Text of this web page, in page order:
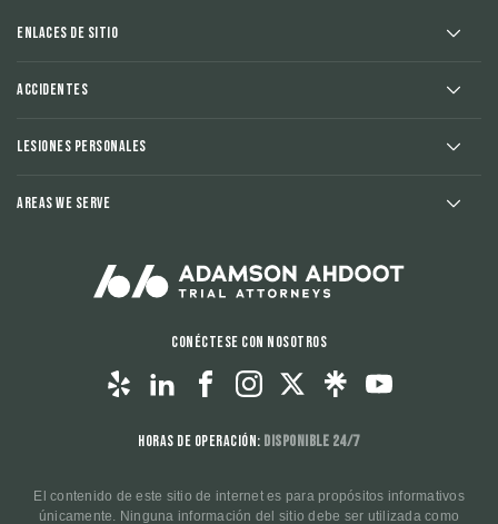
Enlaces de sitio
Accidentes
Lesiones Personales
Areas We Serve
Conéctese con nosotros
Horas de operación: Disponible 24/7
El contenido de este sitio de internet es para propósitos informativos
únicamente. Ninguna información del sitio debe ser utilizada como